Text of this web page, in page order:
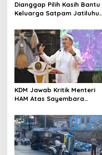
Dianggap Pilih Kasih Bantu
Keluarga Satpam Jatiluhur
Penjelasan Dedi Mulyadi
KDM Jawab Kritik Menteri
HAM Atas Sayembara
Pelaku Kejahatan